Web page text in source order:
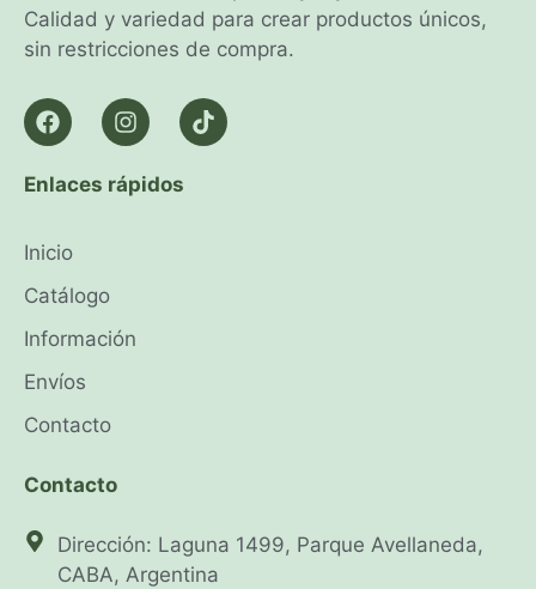
Calidad y variedad para crear productos únicos,
sin restricciones de compra.
Enlaces rápidos
Inicio
Catálogo
Información
Envíos
Contacto
Contacto
Dirección: Laguna 1499, Parque Avellaneda,
CABA, Argentina